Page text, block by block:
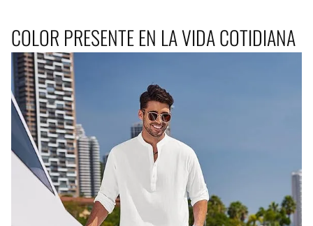
COLOR PRESENTE EN LA VIDA COTIDIANA